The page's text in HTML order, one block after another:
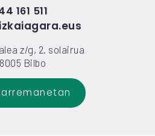
161 511
z/g, 2. solairua
Bilbo